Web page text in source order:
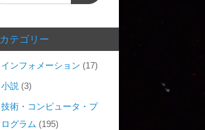
カテゴリー
インフォメーション (17)
小説 (3)
技術・コンピュータ・プ
ログラム (195)